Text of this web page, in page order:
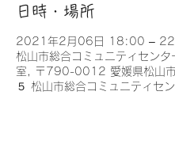
日時・場所
2021年2月06日 18:00 –
松山市総合コミュニティセンタ
室, 〒790-0012 愛媛県松山市
５ 松山市総合コミュニティセ